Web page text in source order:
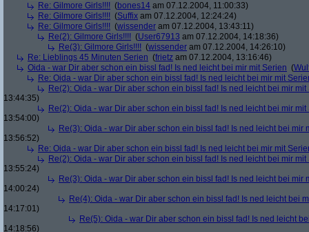
Re: Gilmore Girls!!!! (bones14 am 07.12.2004, 11:00:33)
Re: Gilmore Girls!!!! (Suffix am 07.12.2004, 12:24:24)
Re: Gilmore Girls!!!! (wissender am 07.12.2004, 13:43:11)
Re(2): Gilmore Girls!!!! (User67913 am 07.12.2004, 14:18:36)
Re(3): Gilmore Girls!!!! (wissender am 07.12.2004, 14:26:10)
Re: Lieblings 45 Minuten Serien (frietz am 07.12.2004, 13:16:46)
Oida - war Dir aber schon ein bissl fad! Is ned leicht bei mir mit Serien (
Re: Oida - war Dir aber schon ein bissl fad! Is ned leicht bei mir mit
Re(2): Oida - war Dir aber schon ein bissl fad! Is ned leicht bei mir mit
13:44:35)
Re(2): Oida - war Dir aber schon ein bissl fad! Is ned leicht bei mir mit
13:54:00)
Re(3): Oida - war Dir aber schon ein bissl fad! Is ned leicht bei mir
13:56:52)
Re: Oida - war Dir aber schon ein bissl fad! Is ned leicht bei mir mit
Re(2): Oida - war Dir aber schon ein bissl fad! Is ned leicht bei mir mit
13:55:24)
Re(3): Oida - war Dir aber schon ein bissl fad! Is ned leicht bei mir
14:00:24)
Re(4): Oida - war Dir aber schon ein bissl fad! Is ned leicht bei
14:17:01)
Re(5): Oida - war Dir aber schon ein bissl fad! Is ned leicht
14:18:56)